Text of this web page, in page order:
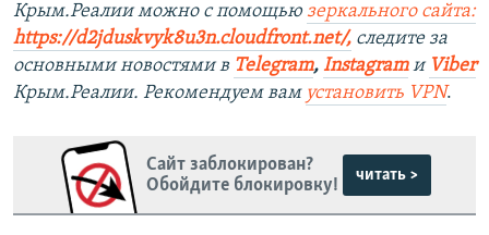
Крым.Реалии можно с помощью зеркального сайта:
https://d2jduskvyk8u3n.cloudfront.net/, следите за
основными новостями в Telegram, Instagramи Viber
Крым.Реалии. Рекомендуем вам установить VPN.
Сайт заблокирован?
Обойдите блокировку!
читать >